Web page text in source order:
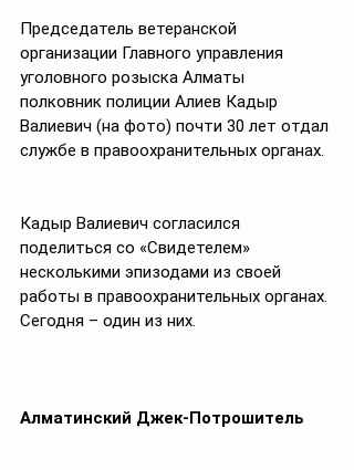
Председатель ветеранской
организации Главного управления
уголовного розыска Алматы
полковник полиции Алиев Кадыр
Валиевич (на фото) почти 30 лет отдал
службе в правоохранительных органах.
Кадыр Валиевич согласился
поделиться со «Свидетелем»
несколькими эпизодами из своей
работы в правоохранительных органах.
Сегодня – один из них.
Алматинский Джек-Потрошитель